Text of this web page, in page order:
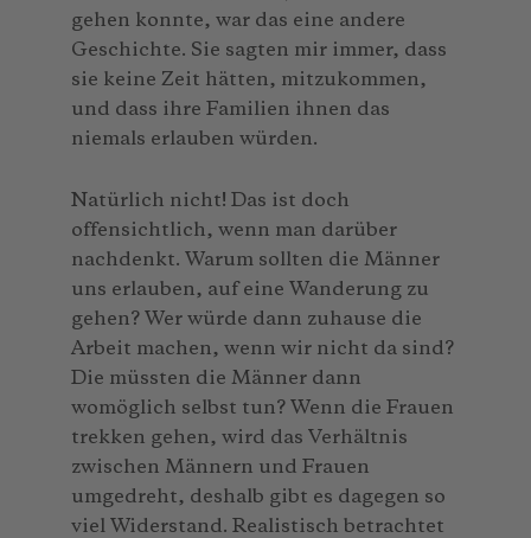
gehen konnte, war das eine andere
Geschichte. Sie sagten mir immer, dass
sie keine Zeit hätten, mitzukommen,
und dass ihre Familien ihnen das
niemals erlauben würden.
Natürlich nicht! Das ist doch
offensichtlich, wenn man darüber
nachdenkt. Warum sollten die Männer
uns erlauben, auf eine Wanderung zu
gehen? Wer würde dann zuhause die
Arbeit machen, wenn wir nicht da sind?
Die müssten die Männer dann
womöglich selbst tun? Wenn die Frauen
trekken gehen, wird das Verhältnis
zwischen Männern und Frauen
umgedreht, deshalb gibt es dagegen so
viel Widerstand. Realistisch betrachtet